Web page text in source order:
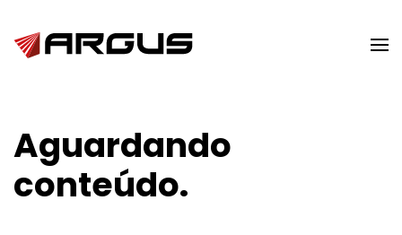
Skip to main content
Aguardando
conteúdo.